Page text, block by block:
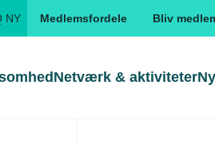
NY Medlemsfordele Bliv
Netværk & aktiviteter